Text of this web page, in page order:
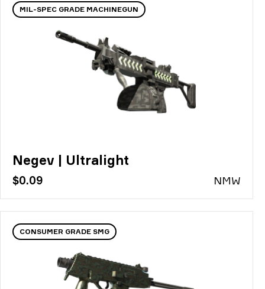
MIL-SPEC GRADE MACHINEGUN
Negev | Ultralight
$0.09 NMW
CONSUMER GRADE SMG